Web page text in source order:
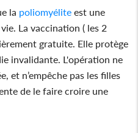
la poliomyélite est une
La vaccination ( les 2
gratuite. Elle protège
invalidante. L'opération ne
et n’empêche pas les filles
de le faire croire une